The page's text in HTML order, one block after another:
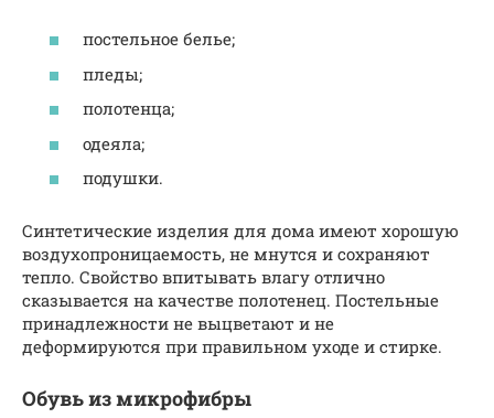
постельное белье;
пледы;
полотенца;
одеяла;
подушки.
Синтетические изделия для дома имеют хорошую
воздухопроницаемость, не мнутся и сохраняют
тепло. Свойство впитывать влагу отлично
сказывается на качестве полотенец. Постельные
принадлежности не выцветают и не
деформируются при правильном уходе и стирке.
Обувь из микрофибры